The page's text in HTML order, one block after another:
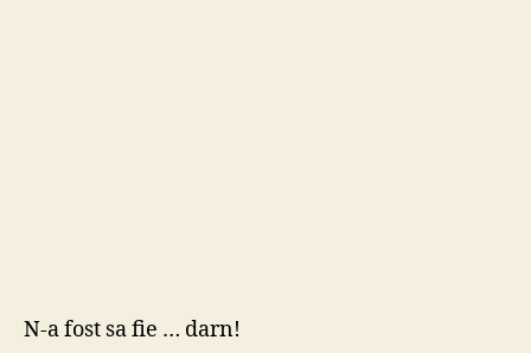
N-a fost sa fie … darn!